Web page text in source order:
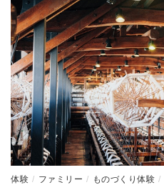
体験 ファミリー ものづくり体験